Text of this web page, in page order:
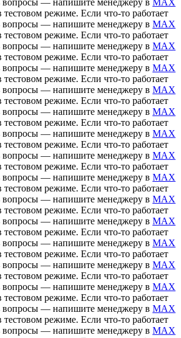
вопросы — напишите менеджеру в MAX
режиме. Если что-то работает
вопросы — напишите менеджеру в MAX
режиме. Если что-то работает
вопросы — напишите менеджеру в MAX
режиме. Если что-то работает
вопросы — напишите менеджеру в MAX
режиме. Если что-то работает
вопросы — напишите менеджеру в MAX
режиме. Если что-то работает
вопросы — напишите менеджеру в MAX
режиме. Если что-то работает
вопросы — напишите менеджеру в MAX
режиме. Если что-то работает
вопросы — напишите менеджеру в MAX
режиме. Если что-то работает
вопросы — напишите менеджеру в MAX
режиме. Если что-то работает
вопросы — напишите менеджеру в MAX
режиме. Если что-то работает
вопросы — напишите менеджеру в MAX
режиме. Если что-то работает
вопросы — напишите менеджеру в MAX
режиме. Если что-то работает
вопросы — напишите менеджеру в MAX
режиме. Если что-то работает
вопросы — напишите менеджеру в MAX
режиме. Если что-то работает
вопросы — напишите менеджеру в MAX
режиме. Если что-то работает
вопросы — напишите менеджеру в MAX